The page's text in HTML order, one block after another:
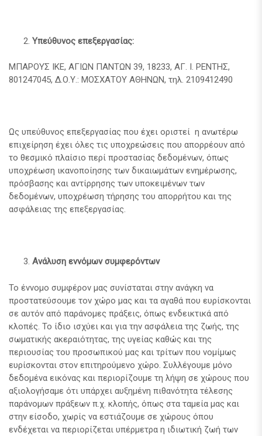
Υπεύθυνος επεξεργασίας:
ΜΠΑΡΟΥΣ ΙΚΕ, ΑΓΙΩΝ ΠΑΝΤΩΝ 39, 18233, ΑΓ. Ι. ΡΕΝΤΗΣ,
801247045, Δ.Ο.Υ.: ΜΟΣΧΑΤΟΥ ΑΘΗΝΩΝ, τηλ. 2109412490
Ως υπεύθυνος επεξεργασίας που έχει οριστεί η ανωτέρω
επιχείρηση έχει όλες τις υποχρεώσεις που απορρέουν από
το θεσμικό πλαίσιο περί προστασίας δεδομένων, όπως
υποχρέωση ικανοποίησης των δικαιωμάτων ενημέρωσης,
πρόσβασης και αντίρρησης των υποκειμένων των
δεδομένων, υποχρέωση τήρησης του απορρήτου και της
ασφάλειας της επεξεργασίας.
Ανάλυση εννόμων συμφερόντων
Το έννομο συμφέρον μας συνίσταται στην ανάγκη να
προστατεύσουμε τον χώρο μας και τα αγαθά που ευρίσκονται
σε αυτόν από παράνομες πράξεις, όπως ενδεικτικά από
κλοπές. Το ίδιο ισχύει και για την ασφάλεια της ζωής, της
σωματικής ακεραιότητας, της υγείας καθώς και της
περιουσίας του προσωπικού μας και τρίτων που νομίμως
ευρίσκονται στον επιτηρούμενο χώρο. Συλλέγουμε μόνο
δεδομένα εικόνας και περιορίζουμε τη λήψη σε χώρους που
αξιολογήσαμε ότι υπάρχει αυξημένη πιθανότητα τέλεσης
παράνομων πράξεων π.χ. κλοπής, όπως στα ταμεία μας και
στην είσοδο, χωρίς να εστιάζουμε σε χώρους όπου
ενδέχεται να περιορίζεται υπέρμετρα η ιδιωτική ζωή των